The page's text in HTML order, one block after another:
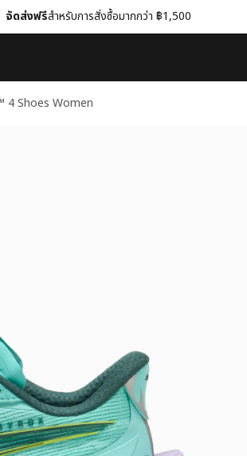
จัดส่งฟรีสำหรับการสั่งซื้อมากกว่า ฿1,500
4 Shoes Women